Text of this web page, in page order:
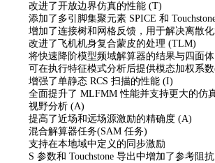
改进了开放边界仿真的性能 (T)
添加了多引脚集聚元素 SPICE 和
增加了连接树和网格反馈，用于解决离散化
改进了飞机机身复合蒙皮的处理 (TLM)
将快速降阶模型频域解算器的结果与四面体
可在执行特征模式分析后提供模态加权系
增强了单静态 RCS 扫描的性能 (I)
全面提升了 MLFMM 性能并支持更大的仿
视野分析 (A)
提高了近场和远场源激励的精确度 (A)
混合解算器任务(SAM 任务)
支持在本地域中定义的同步激励
S 参数和 Touchstone 导出中增加了参考阻抗